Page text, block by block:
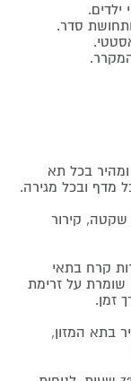
ילדים.
סדר.
בכל תא
מדף ובכל מגירה.
שקטה, קירור
קרח בתאי
שומרת על זרימת
זמן.
בתא המזון,